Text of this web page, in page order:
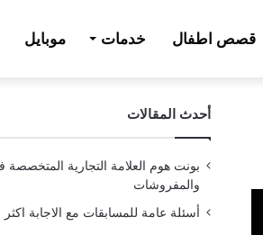
قصص اطفال خدمات موبايل
أحدث المقالات
بونت هوم العلامة التجارية المتخصصة
والمفروشات
أسئلة عامة للمسابقات مع الاجابة اكثر من 500